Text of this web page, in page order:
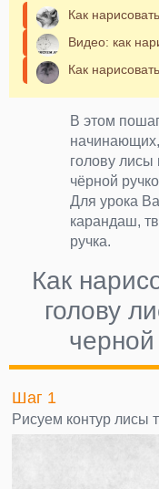
Как
Видео: как
Как
В этом
начинающих,
голову
чёрной
Для урока
карандаш,
ручка.
Как
голову
черной
Шаг 1
Рисуем контур лисы